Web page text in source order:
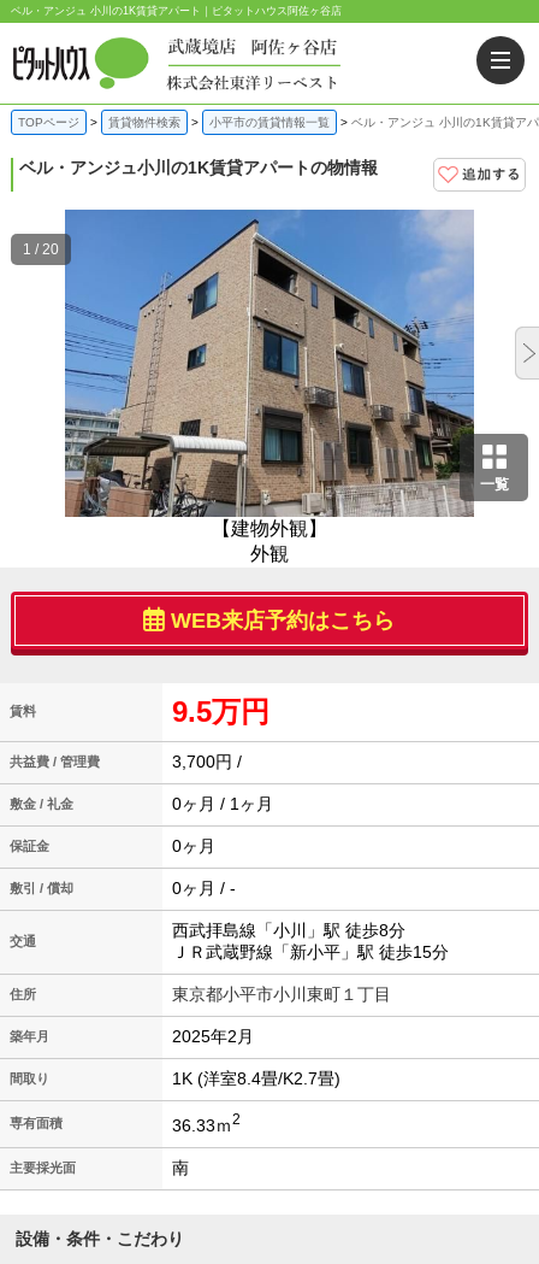
ベル・アンジュ 小川の1K賃貸アパート｜ピタットハウス阿佐ヶ谷店
TOPページ 賃貸物件検索 小平市の賃貸情報一覧 ベル・アンジュ 小川の1K賃貸ア
ベル・アンジュ小川の1K賃貸アパートの物情報
一覧
【建物外観】
外観
1 / 20
WEB来店予約はこちら
賃料 9.5万円
共益費 / 管理費 3,700円 /
敷金 / 礼金 0ヶ月 / 1ヶ月
保証金 0ヶ月
敷引 / 償却 0ヶ月 / -
交通
西武拝島線「小川」駅 徒歩8分
ＪＲ武蔵野線「新小平」駅 徒歩15分
住所 東京都小平市小川東町１丁目
築年月 2025年2月
間取り 1K (洋室8.4畳/K2.7畳)
専有面積 36.33ｍ2
主要採光面 南
設備・条件・こだわり